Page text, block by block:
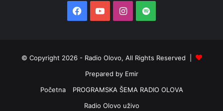
FacebookYouTubeInstagram
Spotify
© Copyright 2026 - Radio Olovo, All Rights Reserved |
Prepared by Emir
Početna
PROGRAMSKA ŠEMA RADIO OLOVA
Radio Olovo uživo